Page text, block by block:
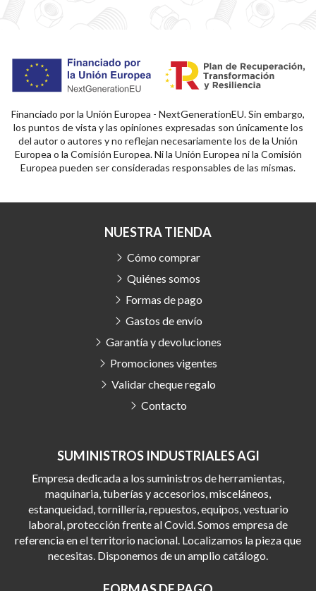
Financiado por la Unión Europea - NextGenerationEU. Sin embargo,
los puntos de vista y las opiniones expresadas son únicamente los
del autor o autores y no reflejan necesariamente los de la Unión
Europea o la Comisión Europea. Ni la Unión Europea ni la Comisión
Europea pueden ser consideradas responsables de las mismas.
SUMINISTROS INDUSTRIALES AGI
Empresa dedicada a los suministros de herramientas,
maquinaria, tuberías y accesorios, misceláneos,
estanqueidad, tornillería, repuestos, equipos, vestuario
laboral, protección frente al Covid. Somos empresa de
referencia en el territorio nacional. Localizamos la pieza que
necesitas. Disponemos de un amplio catálogo.
NUESTRA TIENDA
Cómo comprar
Quiénes somos
Formas de pago
Gastos de envío
Garantía y devoluciones
Promociones vigentes
Validar cheque regalo
Contacto